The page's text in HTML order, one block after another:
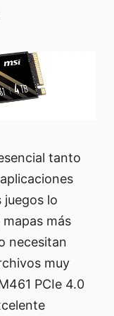
tanto
juegos lo
más
necesitan
muy
PCIe 4.0